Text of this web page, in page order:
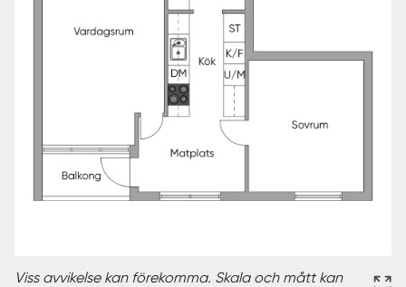
Viss avvikelse kan förekomma. Skala och mått kan